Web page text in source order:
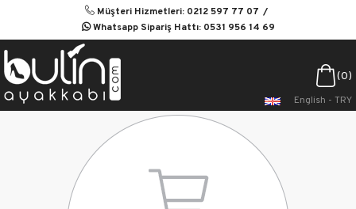
Müşteri Hizmetleri: 0212 597 77 07
Whatsapp Sipariş Hattı: 0531 956 14 69
0
English - TRY